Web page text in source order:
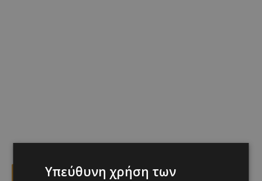
Facebook X Viber
Υπεύθυνη χρήση των